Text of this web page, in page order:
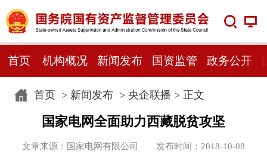
首页 机构概况 新闻发布 国资监管 政务公开
首页> 新闻发布> 央企联播 > 正文
国家电网全面助力西藏脱贫攻坚
文章来源：国家电网有限公司 发布时间：2018-10-08